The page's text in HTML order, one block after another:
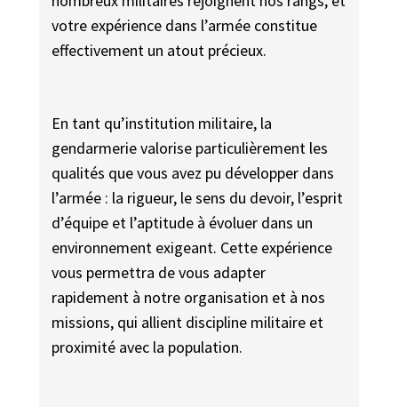
votre expérience dans l’armée constitue
effectivement un atout précieux.
En tant qu’institution militaire, la
gendarmerie valorise particulièrement les
qualités que vous avez pu développer dans
l’armée : la rigueur, le sens du devoir, l’esprit
d’équipe et l’aptitude à évoluer dans un
environnement exigeant. Cette expérience
vous permettra de vous adapter
rapidement à notre organisation et à nos
missions, qui allient discipline militaire et
proximité avec la population.